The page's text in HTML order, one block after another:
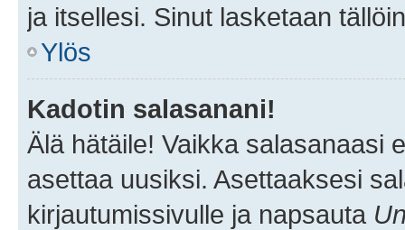
ja itsellesi. Sinut lasketaan
Ylös
Kadotin salasanani!
Älä hätäile! Vaikka salasanaasi
asettaa uusiksi. Asettaaksesi
kirjautumissivulle ja napsauta